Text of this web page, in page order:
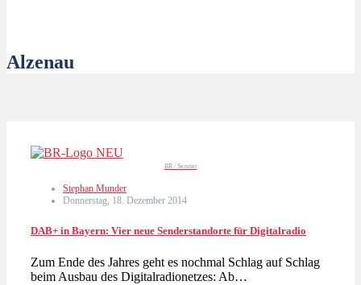
Alzenau
BR / Sessner
Stephan Munder
Donnerstag, 18. Dezember 2014
DAB+ in Bayern: Vier neue Senderstandorte für Digitalradio
Zum Ende des Jahres geht es nochmal Schlag auf Schlag
beim Ausbau des Digitalradionetzes: Ab…